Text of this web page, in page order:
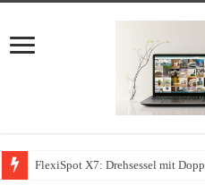
FlexiSpot X7: Drehsessel mit